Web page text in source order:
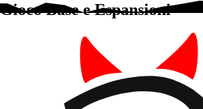
Gioco Base e Espansioni